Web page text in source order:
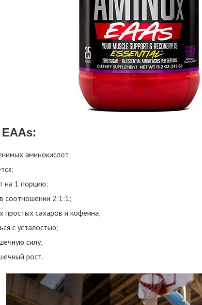
аминокислот;
на 1 порцию;
соотношении 2:1:1;
простых сахаров и кофеина;
с усталостью;
силу;
рост.